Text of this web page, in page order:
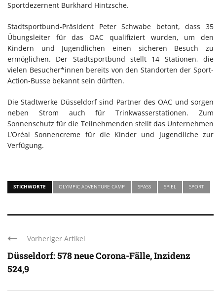
Sportdezernent Burkhard Hintzsche.
Stadtsportbund-Präsident Peter Schwabe betont, dass 35
Übungsleiter für das OAC qualifiziert wurden, um den
Kindern und Jugendlichen einen sicheren Besuch zu
ermöglichen. Der Stadtsportbund stellt 14 Stationen, die
vielen Besucher*innen bereits von den Standorten der Sport-
Action-Busse bekannt sein dürften.
Die Stadtwerke Düsseldorf sind Partner des OAC und sorgen
neben Strom auch für Trinkwasserstationen. Zum
Sonnenschutz für die Teilnehmenden stellt das Unternehmen
L’Oréal Sonnencreme für die Kinder und Jugendliche zur
Verfügung.
STICHWORTE OLYMPIC ADVENTURE CAMP SPASS SPIEL SPORT
Vorheriger Artikel
Düsseldorf: 578 neue Corona-Fälle, Inzidenz
524,9